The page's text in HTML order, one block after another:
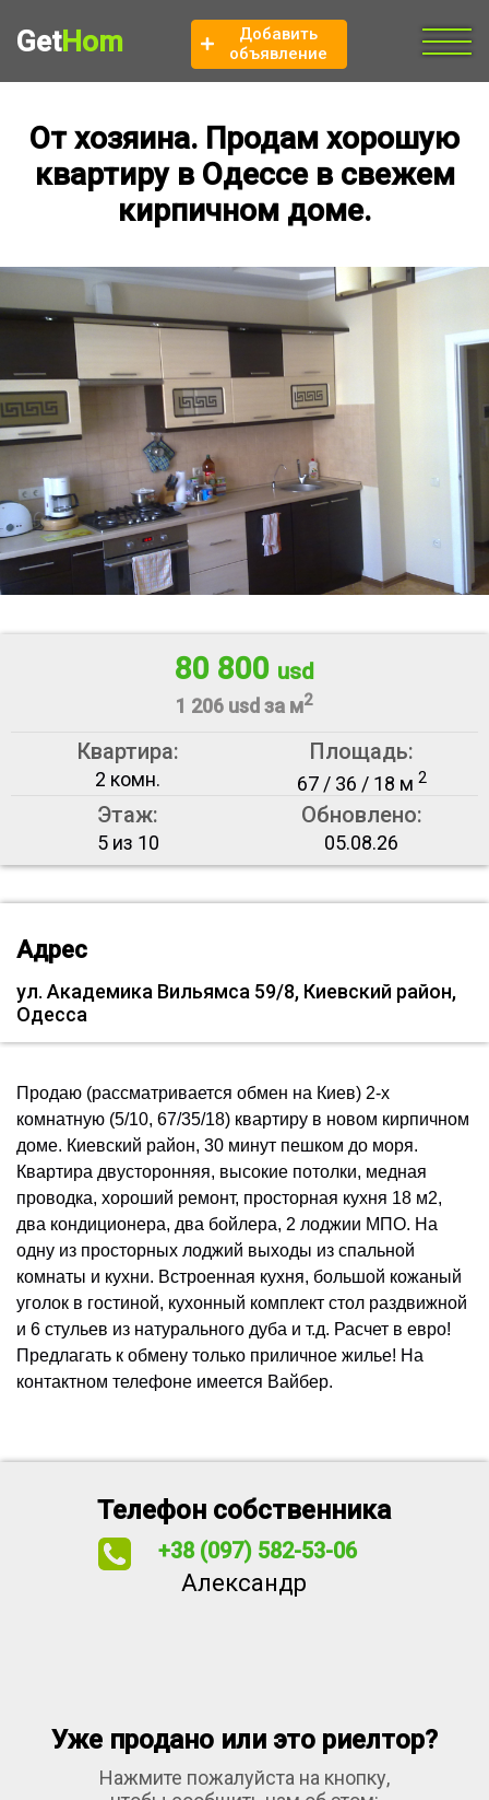
GetHom
Добавить
объявление
От хозяина. Продам хорошую
квартиру в Одессе в свежем
кирпичном доме.
80 800 usd
1 206 usd за м2
Квартира:
2 комн.
Площадь:
67 / 36 / 18 м 2
Этаж:
5 из 10
Обновлено:
05.08.26
Адрес
ул. Академика Вильямса 59/8, Киевский район,
Одесса
Продаю (рассматривается обмен на Киев) 2-х
комнатную (5/10, 67/35/18) квартиру в новом кирпичном
доме. Киевский район, 30 минут пешком до моря.
Квартира двусторонняя, высокие потолки, медная
проводка, хороший ремонт, просторная кухня 18 м2,
два кондиционера, два бойлера, 2 лоджии МПО. На
одну из просторных лоджий выходы из спальной
комнаты и кухни. Встроенная кухня, большой кожаный
уголок в гостиной, кухонный комплект стол раздвижной
и 6 стульев из натурального дуба и т.д. Расчет в евро!
Предлагать к обмену только приличное жилье! На
контактном телефоне имеется Вайбер.
Телефон собственника
+38 (097) 582-53-06
Александр
Уже продано или это риелтор?
Нажмите пожалуйста на кнопку,